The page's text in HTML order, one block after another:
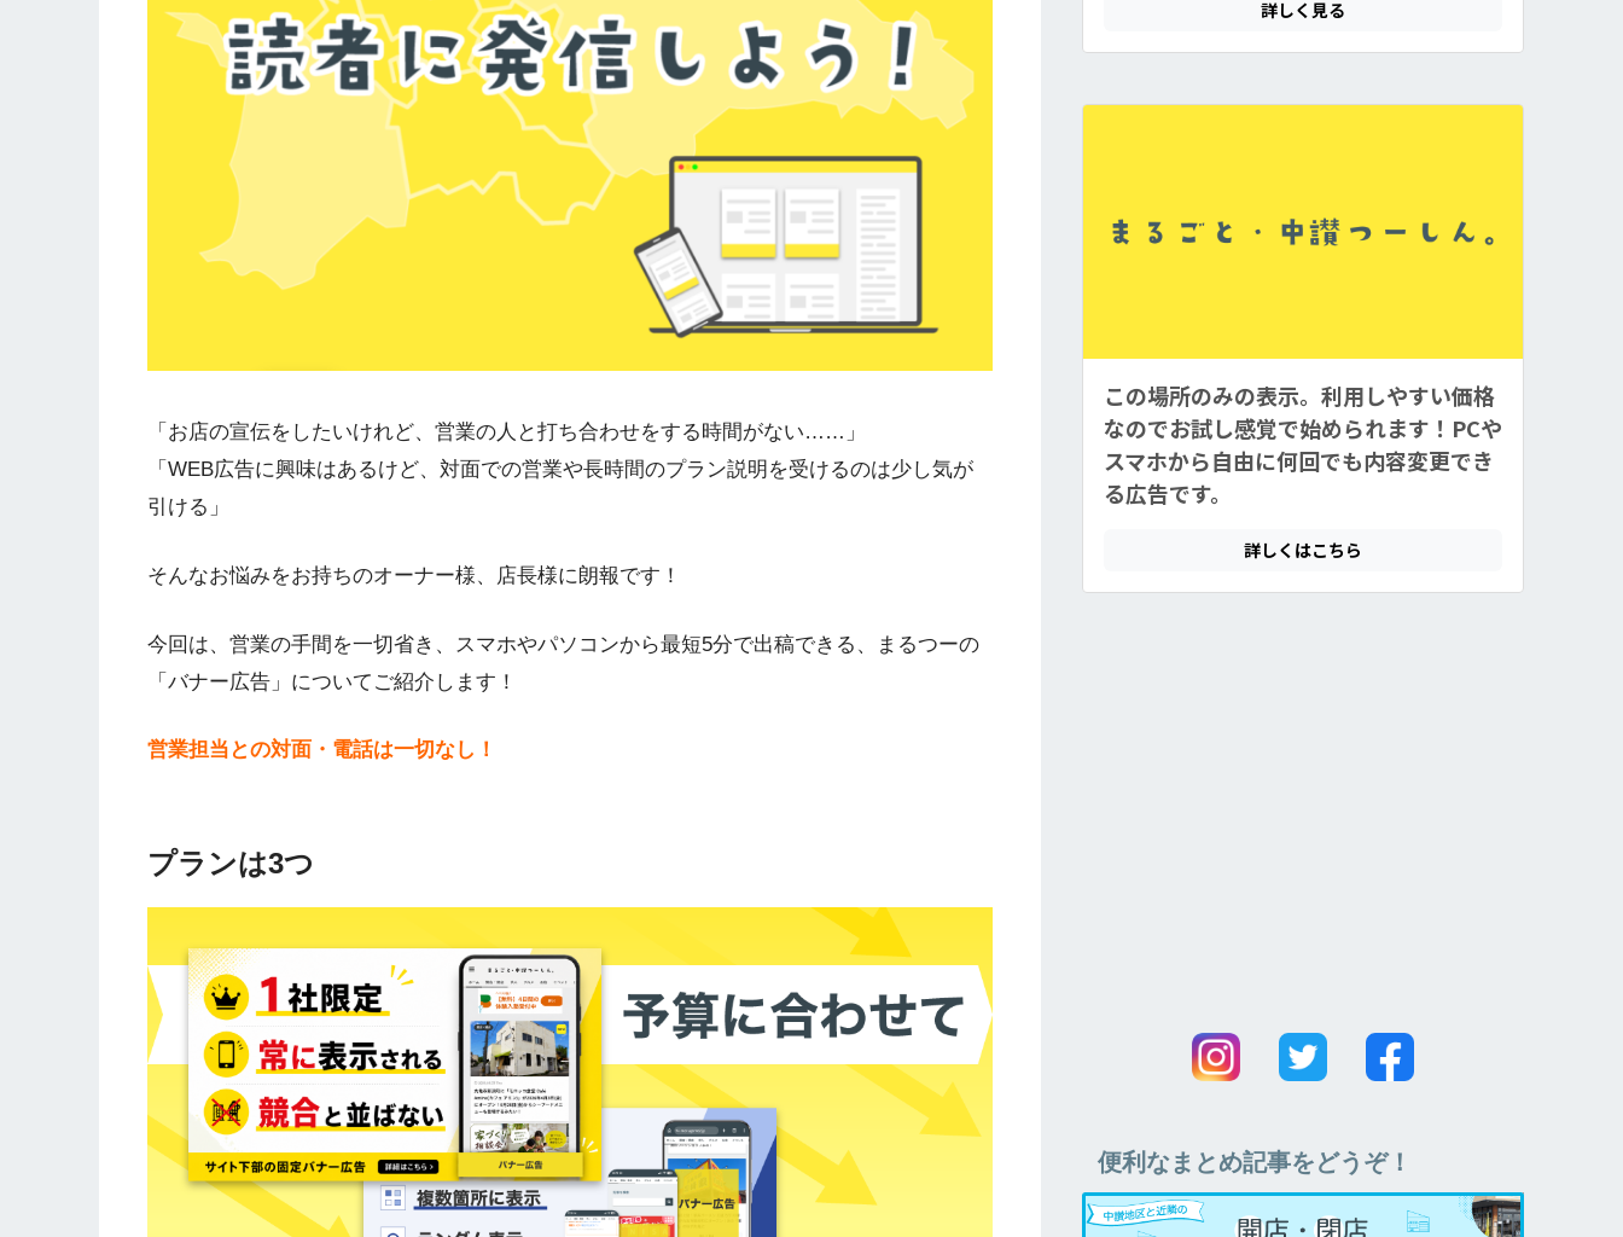
「お店の宣伝をしたいけれど、営業の人と打ち合わせをする時間がない……」
「WEB広告に興味はあるけど、対面での営業や長時間のプラン説明を受けるのは少し気が
引ける」
そんなお悩みをお持ちのオーナー様、店長様に朗報です！
今回は、営業の手間を一切省き、スマホやパソコンから最短5分で出稿できる、まるつーの
「バナー広告」についてご紹介します！
営業担当との対面・電話は一切なし！
プランは3つ
便利なまとめ記事をどうぞ！